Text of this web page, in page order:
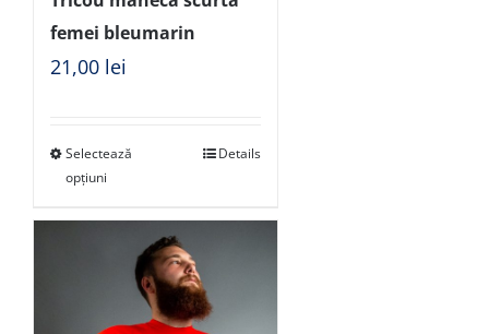
femei bleumarin
21,00 lei
Selectează
opțiuni
Details